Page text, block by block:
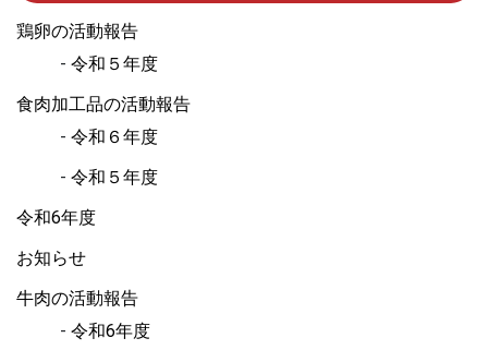
鶏卵の活動報告
令和５年度
食肉加工品の活動報告
令和６年度
令和５年度
令和6年度
お知らせ
牛肉の活動報告
令和6年度